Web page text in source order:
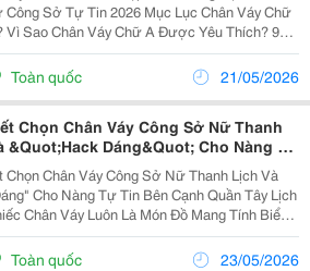
Tự Tin 2026 Mục Lục Chân Váy Chữ
9
Chữ A Đẹp Nhất 2026 Cách Chọn Chân
Váy Chữ A Theo Dáng Người Cách Phối Đồ...
Toàn quốc 21/05/2026
Chọn Chân Váy Công Sở Nữ Thanh
&Quot;Hack Dáng&Quot; Cho Nàng Tự
Chọn Chân Váy Công Sở Nữ Thanh Lịch Và
Nàng Tự Tin Bên Cạnh Quần Tây Lịch
Chân Váy Luôn Là Món Đồ Mang Tính Biểu
Vẻ Đẹp Nữ Tính, Duyên Dáng Của Phái Đẹp
Một Chiếc Chân Váy Công Sở Nữ Phù
Toàn quốc 23/05/2026